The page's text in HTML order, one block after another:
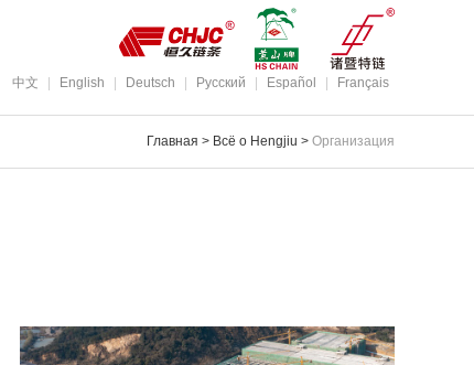
中文 English Deutsch Pусский Español Français
Главная > Всё о Hengjiu > Организация